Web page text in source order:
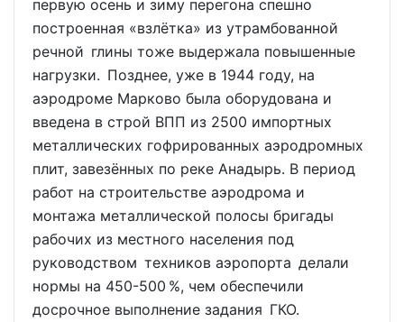
первую осень и зиму перегона спешно
построенная «взлётка» из утрамбованной
речной глины тоже выдержала повышенные
нагрузки. Позднее, уже в 1944 году, на
аэродроме Марково была оборудована и
введена в строй ВПП из 2500 импортных
металлических гофрированных аэродромных
плит, завезённых по реке Анадырь. В период
работ на строительстве аэродрома и
монтажа металлической полосы бригады
рабочих из местного населения под
руководством техников аэропорта делали
нормы на 450-500 %, чем обеспечили
досрочное выполнение задания ГКО.